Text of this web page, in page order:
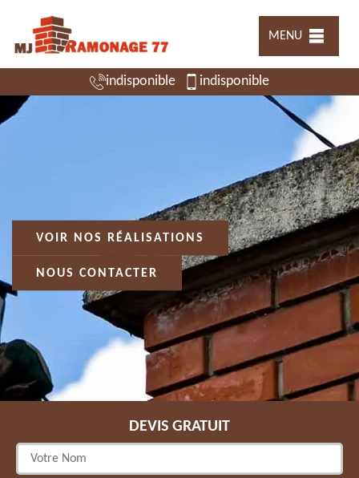
MENU
indisponible indisponible
VOIR NOS RÉALISATIONS
NOUS CONTACTER
DEVIS GRATUIT